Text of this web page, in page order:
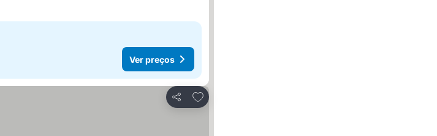
Ver preços
Partilhar
Adicionar aos favoritos